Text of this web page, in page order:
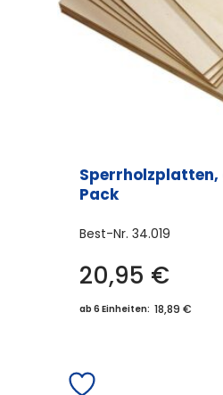
Sperrholzplatten,
Pack
Best-Nr. 34.019
20,95 €
ab 6 Einheiten: 18,89 €